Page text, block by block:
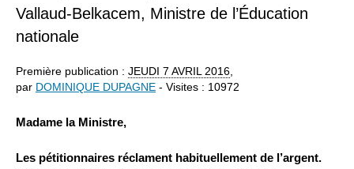
Vallaud-Belkacem, Ministre de l’Éducation
nationale
Première publication : JEUDI 7 AVRIL 2016,
par DOMINIQUE DUPAGNE - Visites : 10972
Madame la Ministre,
Les pétitionnaires réclament habituellement de l’argent.